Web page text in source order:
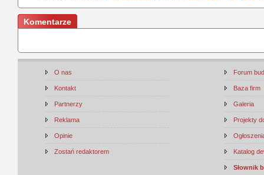
Komentarze
O nas
Kontakt
Partnerzy
Reklama
Opinie
Zostań redaktorem
Forum
Baza firm
Galeria
Projekty
Katalog
Słownik